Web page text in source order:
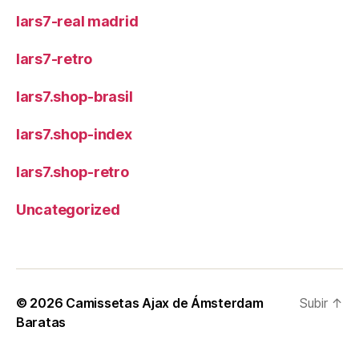
lars7-real madrid
lars7-retro
lars7.shop-brasil
lars7.shop-index
lars7.shop-retro
Uncategorized
© 2026 Camissetas Ajax de Ámsterdam
Baratas
Subir ↑